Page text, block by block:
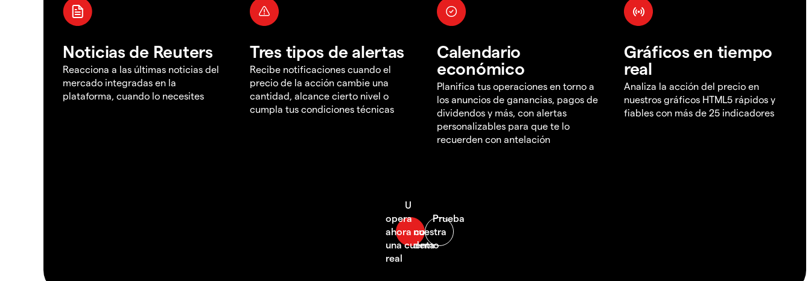
Noticias de Reuters
Reacciona a las últimas noticias del
mercado integradas en la
plataforma, cuando lo necesites
Tres tipos de alertas
Recibe notificaciones cuando el
precio de la acción cambie una
cantidad, alcance cierto nivel o
cumpla tus condiciones técnicas
Calendario
económico
Planifica tus operaciones en torno a
los anuncios de ganancias, pagos de
dividendos y más, con alertas
personalizables para que te lo
recuerden con antelación
Gráficos en tiempo
real
Analiza la acción del precio en
nuestros gráficos HTML5 rápidos y
fiables con más de 25 indicadores